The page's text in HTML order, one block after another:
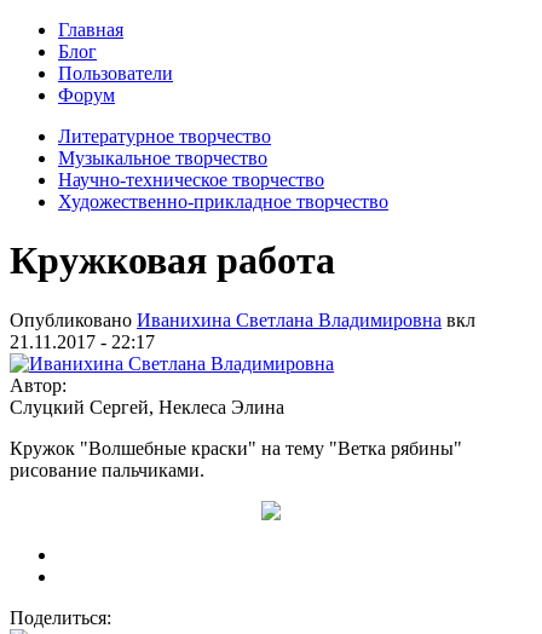
Главная
Блог
Пользователи
Форум
Литературное творчество
Музыкальное творчество
Научно-техническое творчество
Художественно-прикладное творчество
Кружковая работа
Опубликовано Иванихина Светлана Владимировна вкл
21.11.2017 - 22:17
Автор:
Слуцкий Сергей, Неклеса Элина
Кружок "Волшебные краски" на тему "Ветка рябины"
рисование пальчиками.
Поделиться: